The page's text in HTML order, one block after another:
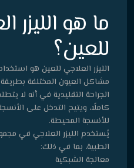
ما هو الليزر
للعين؟
الليزر العلاجي للعين هو
مشاكل العيون المختلفة
الجراحة التقليدية في أنه لا
كاملًا، ويتيح التدخل على
للأنسجة المحيطة.
يُستخدم الليزر العلاجي في
الطبية، بما في ذلك:
معالجة الشبكية